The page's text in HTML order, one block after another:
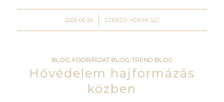
2026-06-24
/ SZERZŐ: ADMIN SZI
BLOG, FODRÁSZAT BLOG,TREND BLOG
Hővédelem hajformázás
közben